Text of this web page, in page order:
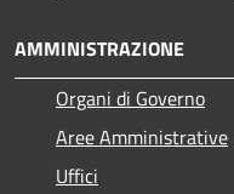
AMMINISTRAZIONE
Organi di Governo
Aree Amministrative
Uffici